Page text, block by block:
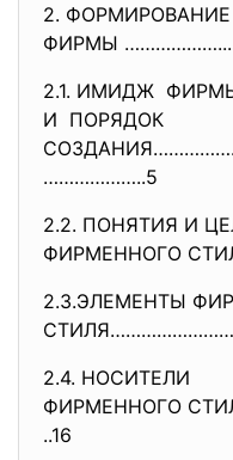
2.
ФИРМЫ
2.1. ИМИДЖ
И ПОРЯДОК
………………..5
2.2. ПОНЯТИЯ И
ФИРМЕННОГО
2.3.ЭЛЕМЕНТЫ
2.4. НОСИТЕЛИ
ФИРМЕННОГО
..16